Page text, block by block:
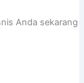
Anda sekarang